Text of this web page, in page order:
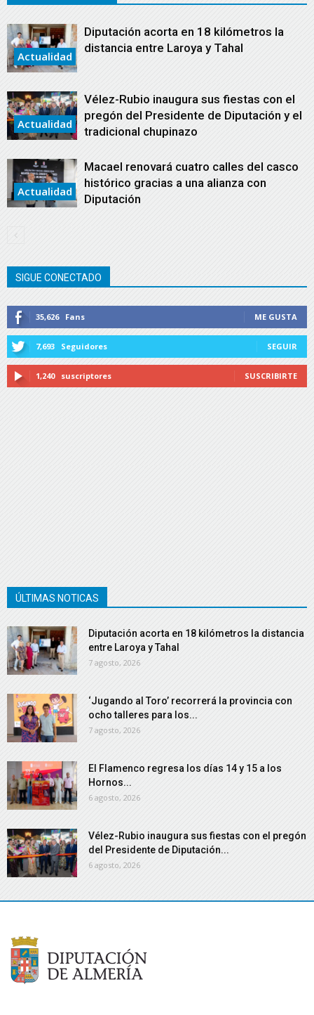
Actualidad
Diputación acorta en 18 kilómetros la
distancia entre Laroya y Tahal
Actualidad
Vélez-Rubio inaugura sus fiestas con el
pregón del Presidente de Diputación y el
tradicional chupinazo
Actualidad
Macael renovará cuatro calles del casco
histórico gracias a una alianza con
Diputación
SIGUE CONECTADO
35,626 Fans ME GUSTA
7,693 Seguidores SEGUIR
1,240 suscriptores SUSCRIBIRTE
ÚLTIMAS NOTICAS
Diputación acorta en 18 kilómetros la distancia
entre Laroya y Tahal
7 agosto, 2026
‘Jugando al Toro’ recorrerá la provincia con
ocho talleres para los...
7 agosto, 2026
El Flamenco regresa los días 14 y 15 a los
Hornos...
6 agosto, 2026
Vélez-Rubio inaugura sus fiestas con el pregón
del Presidente de Diputación...
6 agosto, 2026